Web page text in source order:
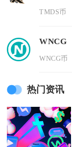
TMDS币
WNCG
WNCG币
热门资讯